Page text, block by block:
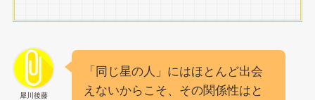
犀川後藤
「同じ星の人」にはほとんど出会
えないからこそ、その関係性はと